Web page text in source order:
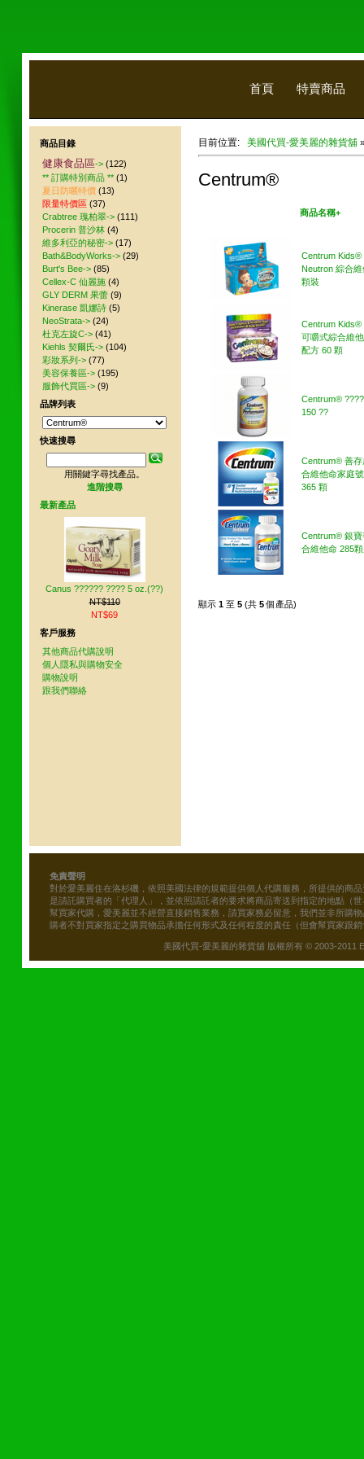
首頁 特賣商品
目前位置: 美國代買-愛美麗的雜貨舖
Centrum®
商品名稱+
Centrum Kids®
Neutron 綜合
顆裝
Centrum Kids®
可嚼式綜合維
配方 60 顆
Centrum®
150 ??
Centrum® 善存
合維他命家庭
365 顆
Centrum® 銀寶
合維他命 285
顯示 1 至 5 (共 5個產品)
商品目錄
健康食品區-> (122)
** 訂購特別商品 ** (1)
夏日防曬特價 (13)
限量特價區 (37)
Crabtree 瑰柏翠-> (111)
Procerin 普沙林 (4)
維多利亞的秘密-> (17)
Bath&BodyWorks-> (29)
Burt's Bee-> (85)
Cellex-C 仙麗施 (4)
GLY DERM 果蕾 (9)
Kinerase 凱娜詩 (5)
NeoStrata-> (24)
杜克左旋C-> (41)
Kiehls 契爾氏-> (104)
彩妝系列-> (77)
美容保養區-> (195)
服飾代買區-> (9)
品牌列表
快速搜尋
用關鍵字尋找產品。
進階搜尋
最新產品
Canus ?????? ???? 5 oz.(??)
NT$110
NT$69
客戶服務
其他商品代購說明
個人隱私與購物安全
購物說明
跟我們聯絡
免責聲明
對於愛美麗住在洛杉磯，依照美國法律的規範提供個人代購服務，所提供的商
是請託購買者的「代理人」，並依照請託者的要求將商品寄送到指定的地點（
幫買家代購，愛美麗並不經營直接銷售業務，請買家務必留意，我們並非所購
購者不對買家指定之購買物品承擔任何形式及任何程度的責任（但會幫買家跟
美國代買-愛美麗的雜貨舖 版權所有 © 2003-2011